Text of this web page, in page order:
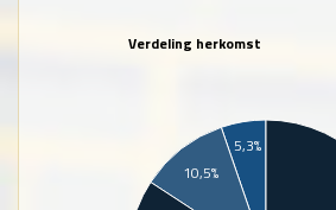
Verdeling herkomst
5,3%
10,5%